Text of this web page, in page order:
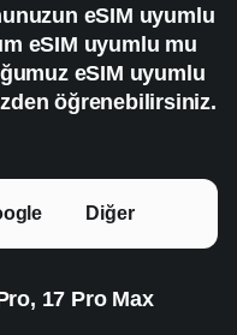
eSIM uyumlu
eSIM uyumlu mu
eSIM uyumlu
öğrenebilirsiniz.
Diğer
17 Pro Max